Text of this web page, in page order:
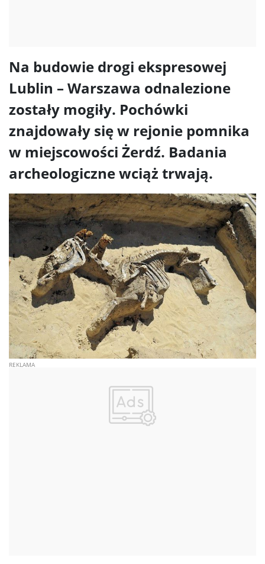
Na budowie drogi ekspresowej
Lublin – Warszawa odnalezione
zostały mogiły. Pochówki
znajdowały się w rejonie pomnika
w miejscowości Żerdź. Badania
archeologiczne wciąż trwają.